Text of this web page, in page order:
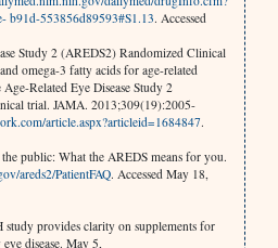
b91d-553856d89593#S1.13. Accessed
Study 2 (AREDS2) Randomized Clinical
omega-3 fatty acids for age-related
Related Eye Disease Study 2
trial. JAMA. 2013;309(19):2005-
article.aspx?articleid=1684847.
public: What the AREDS means for you.
areds2/PatientFAQ. Accessed May 18,
provides clarity on supplements for
disease. May 5,